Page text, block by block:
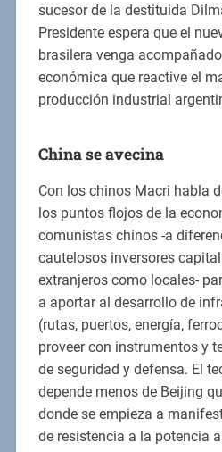
sucesor de la destituida
Presidente espera que el
brasilera venga
económica que reactive el
producción industrial
China se avecina
Con los chinos Macri habla
los puntos flojos de la
comunistas chinos -a
cautelosos inversores
extranjeros como locales-
a aportar al desarrollo de
(rutas, puertos, energía,
proveer con instrumentos y
de seguridad y defensa. El
depende menos de Beijing
donde se empieza a
de resistencia a la potencia